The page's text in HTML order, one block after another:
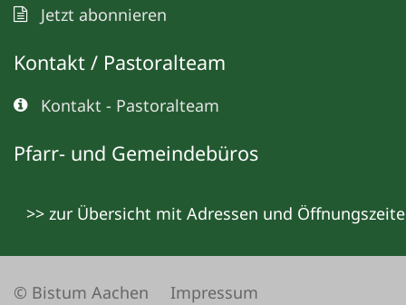
Jetzt abonnieren
Kontakt / Pastoralteam
Kontakt - Pastoralteam
Pfarr- und Gemeindebüros
>> zur Übersicht mit Adressen und
© Bistum Aachen
Impressum